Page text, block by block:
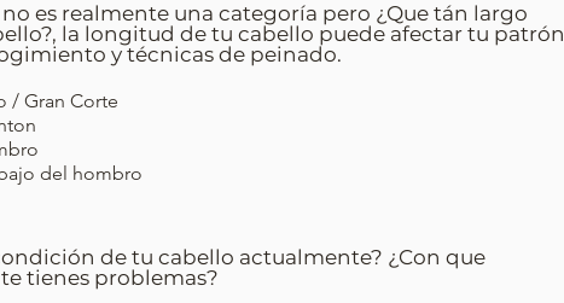
es realmente una categoría pero ¿Que tán largo
la longitud de tu cabello puede afectar tu patrón
y técnicas de peinado.
/ Gran Corte
del hombro
de tu cabello actualmente? ¿Con que
tienes problemas?